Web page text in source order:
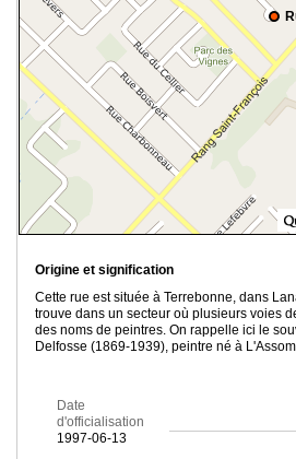
Origine et signification
Cette rue est située à Terrebonne, dans
trouve dans un secteur où plusieurs voies
des noms de peintres. On rappelle ici le
Delfosse (1869-1939), peintre né à
Date
d'officialisation
1997-06-13